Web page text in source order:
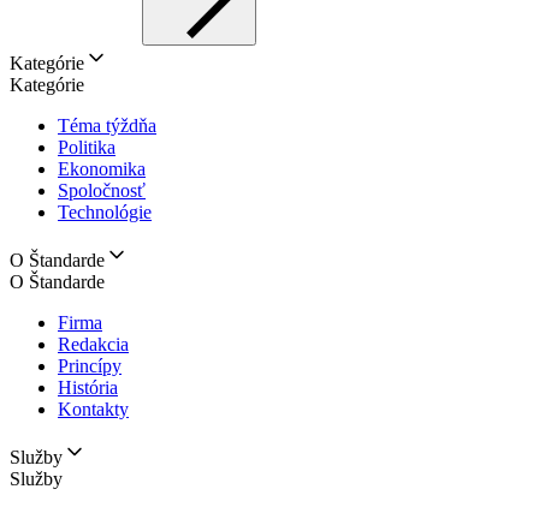
Kategórie
Kategórie
Téma týždňa
Politika
Ekonomika
Spoločnosť
Technológie
O Štandarde
O Štandarde
Firma
Redakcia
Princípy
História
Kontakty
Služby
Služby